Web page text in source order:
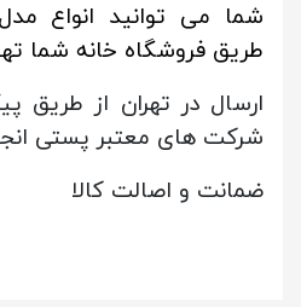
شما می توانید انواع
طریق فروشگاه خانه شما
ارسال در تهران از طریق
شرکت های معتبر پستی
ضمانت و اصالت کالا